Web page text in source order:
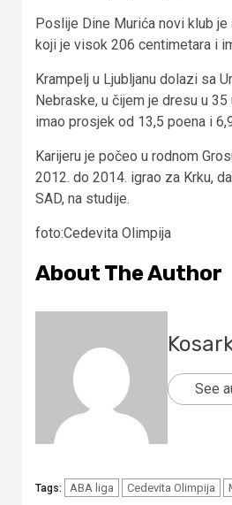
Poslije Dine Murića novi klub je
koji je visok 206 centimetara i
Krampelj u Ljubljanu dolazi sa
Nebraske, u čijem je dresu u
imao prosjek od 13,5 poena i
Karijeru je počeo u rodnom
2012. do 2014. igrao za Krku,
SAD, na studije.
foto:Cedevita Olimpija
About The Author
See
Tags: ABA liga Cedevita Olimpija